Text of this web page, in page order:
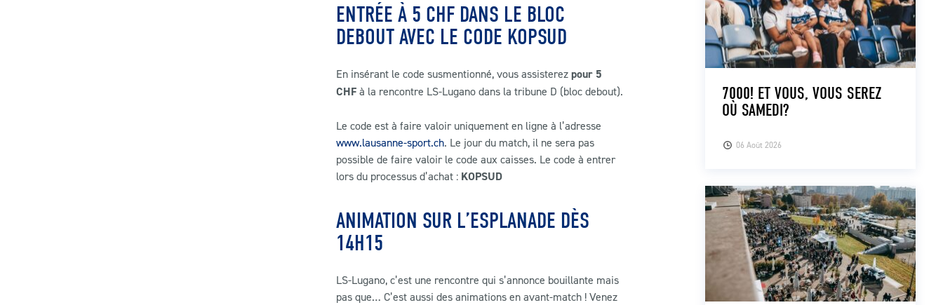
ENTRÉE À 5 CHF DANS LE BLOC
DEBOUT AVEC LE CODE KOPSUD
En insérant le code susmentionné, vous assisterez pour 5
CHF à la rencontre LS-Lugano dans la tribune D (bloc debout).
Le code est à faire valoir uniquement en ligne à l’adresse
www.lausanne-sport.ch. Le jour du match, il ne sera pas
possible de faire valoir le code aux caisses. Le code à entrer
lors du processus d’achat : KOPSUD
ANIMATION SUR L’ESPLANADE DÈS
14H15
LS-Lugano, c’est une rencontre qui s’annonce bouillante mais
pas que… C’est aussi des animations en avant-match ! Venez
06 Août 2026
7000! ET VOUS, VOUS SEREZ
OÙ SAMEDI?